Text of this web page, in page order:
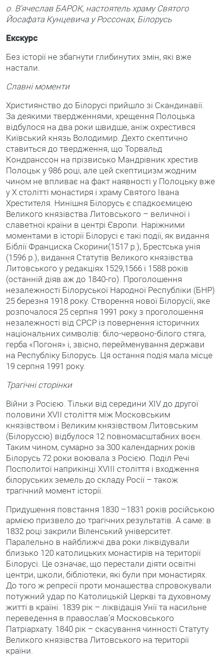
о. В’ячеслав БАРОК, настоятель храму Святого
Йосафата Кунцевича у Россонах, Білорусь
Екскурс
Без історії не збагнути глибинутих змін, які вже
настали.
Славні моменти
Християнство до Білорусі прийшло зі Скандинавії.
За деякими твердженнями, хрещення Полоцька
відбулося на два роки швидше, аніж охрестився
Київський князь Володимир. Дехто скептично
ставиться до твердження, що Торвальд
Кондранссон на прізвисько Мандрівник хрестив
Полоцьк у 986 році, але цей скептицизм жодним
чином не впливає на факт наявності у Полоцьку вже
у Х столітті монастиря і храму Святого Івана
Хрестителя. Нинішня Білорусь є спадкоємицею
Великого князівства Литовського – величної і
славетної країни в центрі Європи. Наріжними
моментами в історії Білорусі є такі події, як видання
Біблії Франциска Скорини(1517 р.), Брестська унія
(1596 р.), видання Статутів Великого князівства
Литовського у редакціях 1529,1566 і 1588 років
(останній діяв аж до 1840-го). Проголошення
незалежності Білоруської Народної Республіки (БНР)
25 березня 1918 року. Створення нової Білорусії, яке
розпочалося 25 серпня 1991 року з проголошення
незалежності від СРСР із повернення історичних
національних символів: біло-червоно-білого стяга,
герба «Погоня» і, звісно, перейменування держави
на Республіку Білорусь. Ця остання подія мала місце
19 серпня 1991 року.
Трагічні сторінки
Війни з Росією. Тільки від середини XIV до другої
половини XVІІ століття між Московським
князівством і Великим князівством Литовським
(Білоруссю) відбулося 12 повномасштабних воєн.
Таким чином, сумарно за 300 календарних років
Білорусь 72 роки воювала з Росією. Поділ Речі
Посполитої наприкінці XVІІІ століття і входження
білоруських земель до складу Росії – також
трагічний момент історії.
Придушення повстання 1830 –1831 років російською
армією призвело до трагічних результатів. А саме: в
1832 році закрили Віленський університет.
Паралельно в найближчі два роки ліквідували
близько 120 католицьких монастирів на території
Білорусі. Це означає, що перестали діяти освітні
центри, школи, бібліотеки, які були при монастирях.
До того ж репресії проти монашества спровокували
потужний удар по Католицькій Церкві та духовному
житті в країні. 1839 рік – ліквідація Унії та насильне
переведення в православ’я Московського
Патріархату. 1840 рік – скасування чинності Статуту
Великого князівства Литовського на території
країни.